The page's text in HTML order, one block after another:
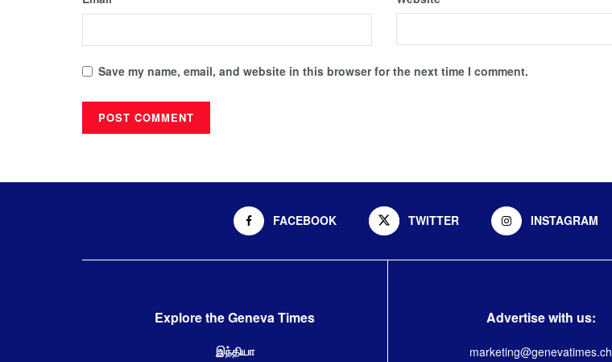
Save my name, email, and website in this browser for the next time I comment.
FACEBOOK TWITTER INSTAGRAM
Explore the Geneva Times
இந்தியா
Advertise with us:
marketing@genevatimes.ch